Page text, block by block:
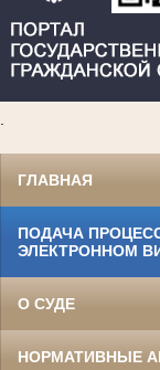
.
ГЛАВНАЯ
ПОДАЧА
ЭЛЕКТРОННОМ
О СУДЕ
НОРМАТИВНЫЕ